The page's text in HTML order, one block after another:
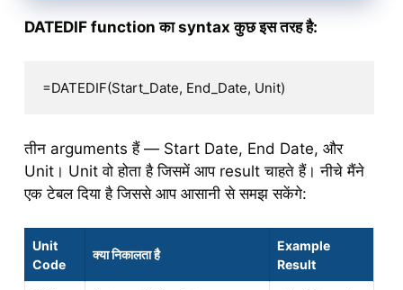
DATEDIF function का syntax कुछ इस तरह है:
=DATEDIF(Start_Date, End_Date, Unit)
तीन arguments हैं — Start Date, End Date, और
Unit। Unit वो होता है जिसमें आप result चाहते हैं। नीचे मैंने
एक टेबल दिया है जिससे आप आसानी से समझ सकेंगे:
Unit
Code
क्या निकालता है
Example
Result